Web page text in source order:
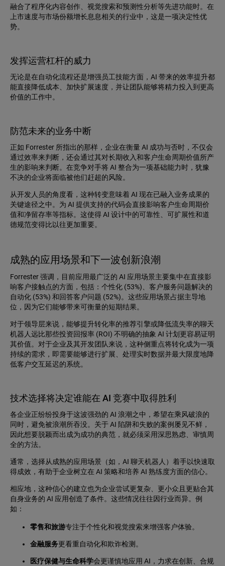
融合了程序化内容创作、视觉搜索和预测性分析等先进功能时。在
上市速度与市场份额增长息息相关的行业中，这是一项决定性优
势。
发挥运营杠杆的威力
无论是在自动化流程还是增强员工技能方面，AI 带来的效率提升都
能直接降低成本、加快扩展速度，并让团队能够将精力投入到更高
价值的工作中。
防范未来的业务中断
正如 Forrester 所指出的那样，企业在衡量 AI 成功与否时，不仅会
通过效率来判断，还会通过其对长期收入和客户生命周期价值所产
生的影响来判断。在竞争对手将 AI 整合为一项基础能力时，犹豫
不决的企业将面临被他们赶超的风险。
从开发人员的角度看，这种转变意味着 AI 现在已融入业务成果的
关键途径之中。为 AI 提供支持的代码会直接影响客户生命周期价
值和净留存率等指标。这使得 AI 设计中的可靠性、可扩展性和道
德规范变得比以往更加重要。
成熟的应用场景和下一波创新浪潮
Forrester 强调，目前应用最广泛的 AI 应用场景主要集中在直接影
响客户接触点的方面，包括：个性化 (53%)、客户服务问题解决的
自动化 (53%) 和回答客户问题 (52%)。这些应用场景占据主导地
位，因为它们能够带来可衡量的短期结果。
对于领导层来说，能够提升转化率的推荐引擎或降低流失率的聊天
机器人远比那些投资回报率 (ROI) 不明确的抽象 AI 计划更容易证明
其价值。对于企业及其开发团队来说，这种侧重点将转化成为一项
持续的需求，即需要能够进行扩展、处理实时数据并最大限度地降
低客户交互延迟的系统。
技术选择将决定谁能在 AI 竞赛中取得胜利
各企业正纷纷投身于这波强劲的 AI 浪潮之中，希望在乘风破浪的
同时，避免被浪潮所吞没。关于 AI 陷阱和失败的案例屡见不鲜，
因此想要脱颖而出成为成功的典范，就必须采用深思熟虑、审慎周
全的方法。
通常，选择从成熟的应用场景（如，AI 聊天机器人）着手以快速取
得成效，有助于企业树立在 AI 策略和培养 AI 熟练度方面的信心。
相应地，这种信心的建立也为企业尝试更复杂、更小众且更贴合其
自身业务的 AI 应用创造了条件。这些情况往往因行业而异。例
如：
零售和旅游专注于个性化和视觉搜索来增强客户体验。
金融服务更看重自动化和欺诈检测。
医疗保健与生命科学会更谨慎地应用 AI，力求在创新、合规